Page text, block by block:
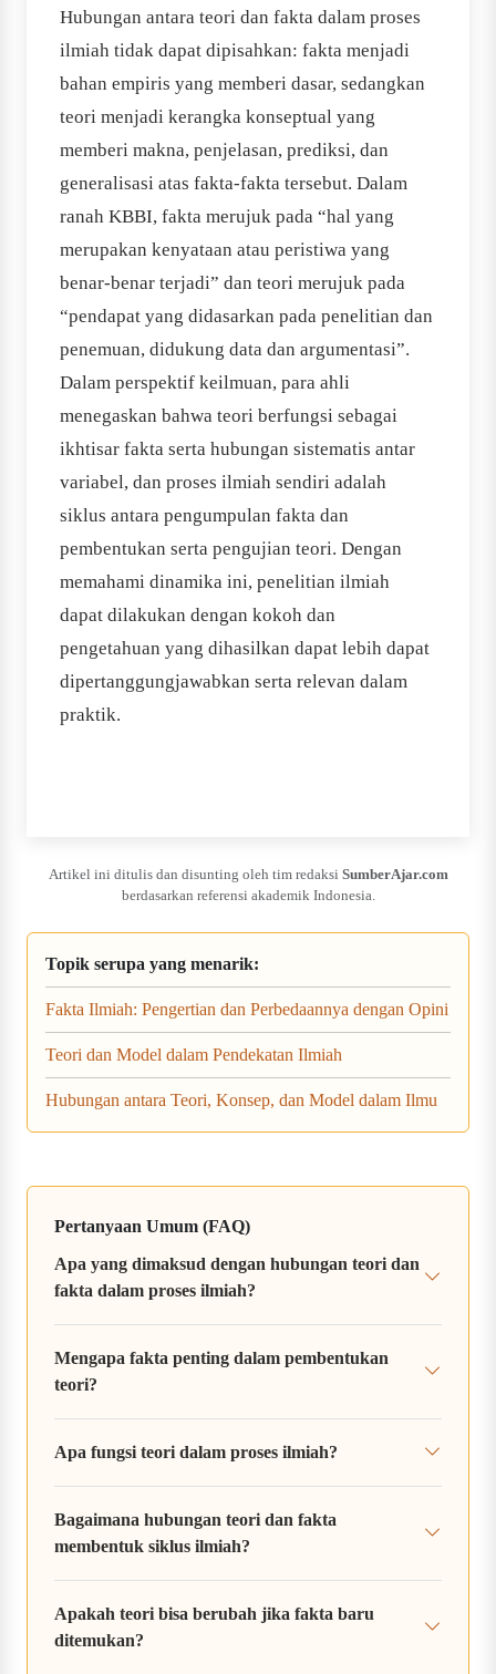
Hubungan antara teori dan fakta dalam proses
ilmiah tidak dapat dipisahkan: fakta menjadi
bahan empiris yang memberi dasar, sedangkan
teori menjadi kerangka konseptual yang
memberi makna, penjelasan, prediksi, dan
generalisasi atas fakta-fakta tersebut. Dalam
ranah KBBI, fakta merujuk pada “hal yang
merupakan kenyataan atau peristiwa yang
benar-benar terjadi” dan teori merujuk pada
“pendapat yang didasarkan pada penelitian dan
penemuan, didukung data dan argumentasi”.
Dalam perspektif keilmuan, para ahli
menegaskan bahwa teori berfungsi sebagai
ikhtisar fakta serta hubungan sistematis antar
variabel, dan proses ilmiah sendiri adalah
siklus antara pengumpulan fakta dan
pembentukan serta pengujian teori. Dengan
memahami dinamika ini, penelitian ilmiah
dapat dilakukan dengan kokoh dan
pengetahuan yang dihasilkan dapat lebih dapat
dipertanggungjawabkan serta relevan dalam
praktik.
Artikel ini ditulis dan disunting oleh tim redaksi SumberAjar.com
berdasarkan referensi akademik Indonesia.
Topik serupa yang menarik:
Fakta Ilmiah: Pengertian dan Perbedaannya dengan Opini
Teori dan Model dalam Pendekatan Ilmiah
Hubungan antara Teori, Konsep, dan Model dalam Ilmu
Pertanyaan Umum (FAQ)
Apa yang dimaksud dengan hubungan teori dan
fakta dalam proses ilmiah?
Mengapa fakta penting dalam pembentukan
teori?
Apa fungsi teori dalam proses ilmiah?
Bagaimana hubungan teori dan fakta
membentuk siklus ilmiah?
Apakah teori bisa berubah jika fakta baru
ditemukan?